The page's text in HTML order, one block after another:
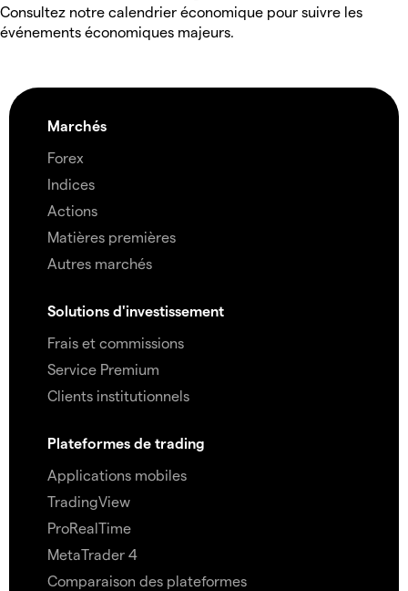
Consultez notre calendrier économique pour suivre les
événements économiques majeurs.
Marchés
Forex
Indices
Actions
Matières premières
Autres marchés
Solutions d'investissement
Frais et commissions
Service Premium
Clients institutionnels
Plateformes de trading
Applications mobiles
TradingView
ProRealTime
MetaTrader 4
Comparaison des plateformes